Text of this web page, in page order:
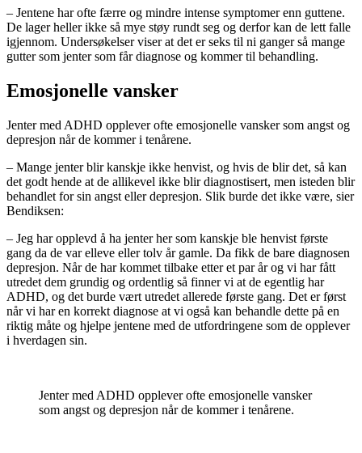
– Jentene har ofte færre og mindre intense symptomer enn guttene.
De lager heller ikke så mye støy rundt seg og derfor kan de lett falle
igjennom. Undersøkelser viser at det er seks til ni ganger så mange
gutter som jenter som får diagnose og kommer til behandling.
Emosjonelle vansker
Jenter med ADHD opplever ofte emosjonelle vansker som angst og
depresjon når de kommer i tenårene.
– Mange jenter blir kanskje ikke henvist, og hvis de blir det, så kan
det godt hende at de allikevel ikke blir diagnostisert, men isteden blir
behandlet for sin angst eller depresjon. Slik burde det ikke være, sier
Bendiksen:
– Jeg har opplevd å ha jenter her som kanskje ble henvist første
gang da de var elleve eller tolv år gamle. Da fikk de bare diagnosen
depresjon. Når de har kommet tilbake etter et par år og vi har fått
utredet dem grundig og ordentlig så finner vi at de egentlig har
ADHD, og det burde vært utredet allerede første gang. Det er først
når vi har en korrekt diagnose at vi også kan behandle dette på en
riktig måte og hjelpe jentene med de utfordringene som de opplever
i hverdagen sin.
Jenter med ADHD opplever ofte emosjonelle vansker
som angst og depresjon når de kommer i tenårene.